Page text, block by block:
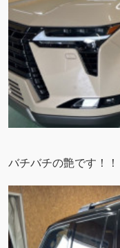
バチバチの艶です！！